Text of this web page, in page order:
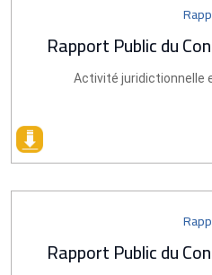
Rapport Public du
Activité
Rapport Public du